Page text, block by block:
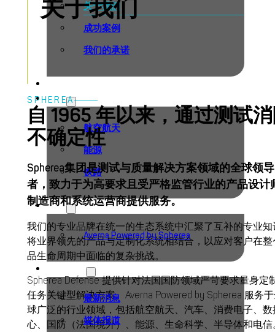
关于我们
成功案例
我们的承诺
行业
航空航天
能源
铁路
品牌
Averna Powered by Spherea
最新消息
媒体报道
关于我们
SPHEREA
自 1965 年以来，通过测试
不确定性
Spherea集团是测试与质量解决方案领域的全球领导
者，致力于为高要求且受严格监管行业的产品设计
制造商和系统运营商提供服务。
我们的专业品牌在统一的生态系统中汇聚了互补的专业知
将业界领先的产品与定制化系统相结合，以应对客户在整
品生命周期中面临的复杂挑战。
Spherea Defense 提供针对法国国防领域严苛要求量身定
任务关键型解决方案。Averna Powered by Spherea 服务
球广泛的行业领域，包括航空航天、汽车、消费电子、数
心、国防（法国境外）、能源、生命科学、半导体和电信